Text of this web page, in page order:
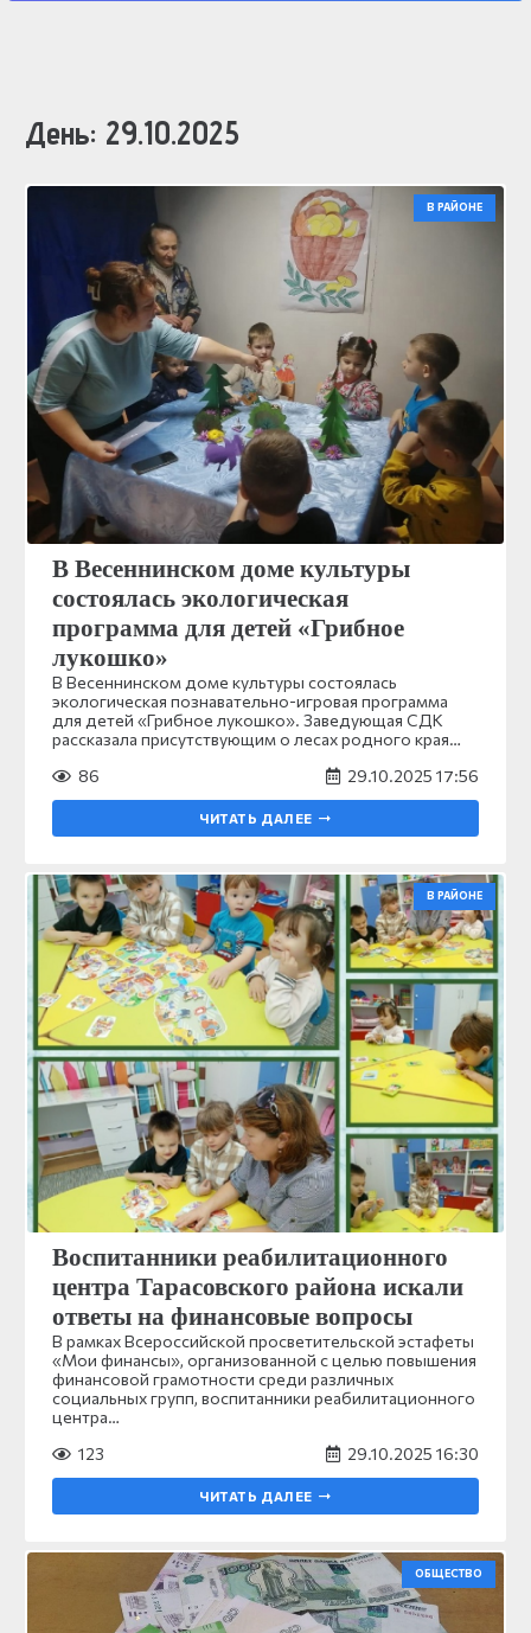
День: 29.10.2025
В РАЙОНЕ
В Весеннинском доме культуры
состоялась экологическая
программа для детей «Грибное
лукошко»
В Весеннинском доме культуры состоялась
экологическая познавательно-игровая программа
для детей «Грибное лукошко». Заведующая СДК
рассказала присутствующим о лесах родного края…
86
29.10.2025 17:56
ЧИТАТЬ ДАЛЕЕ
В РАЙОНЕ
Воспитанники реабилитационного
центра Тарасовского района искали
ответы на финансовые вопросы
В рамках Всероссийской просветительской эстафеты
«Мои финансы», организованной с целью повышения
финансовой грамотности среди различных
социальных групп, воспитанники реабилитационного
центра…
123
29.10.2025 16:30
ЧИТАТЬ ДАЛЕЕ
ОБЩЕСТВО